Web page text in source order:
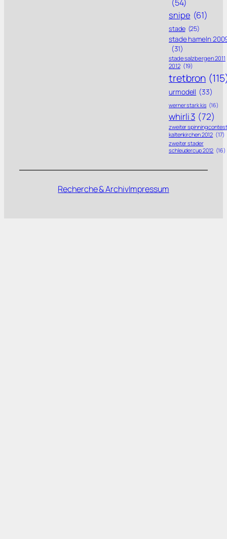
(54)
snipe (61)
stade (25)
stade hameln
(31)
stade salzbergen 2011
2012 (19)
tretbron
urmodell (33)
werner stark kis (16)
whirli 3 (72)
zweiter spinning contest
kaltenkirchen 2012 (17)
zweiter stader
schleudercup 2012 (16)
Recherche & ArchivImpressum